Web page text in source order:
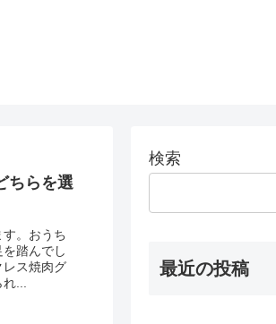
ちらを選
。おうち
踏んでし
レス焼肉グ
...
検索
最近の投稿